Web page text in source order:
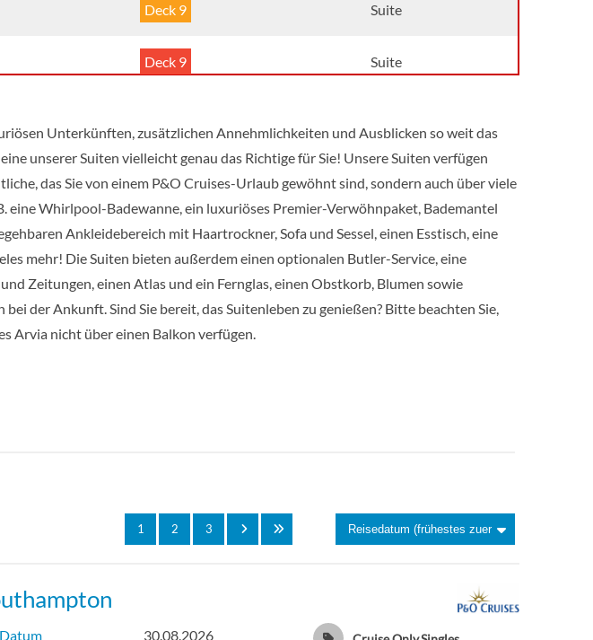
Deck 9 Suite
Deck 9 Suite
Deck 10 Balkonkabine
Deck 15 Balkonkabine
Deck 10 Balkonkabine
Deck 5 Balkonkabine
Deck 10 Balkonkabine
Unterkünften, zusätzlichen Annehmlichkeiten und Ausblicken so weit das
unserer Suiten vielleicht genau das Richtige für Sie! Unsere Suiten verfügen
das Sie von einem P&O Cruises-Urlaub gewöhnt sind, sondern auch über viele
eine Whirlpool-Badewanne, ein luxuriöses Premier-Verwöhnpaket, Bademantel
Ankleidebereich mit Haartrockner, Sofa und Sessel, einen Esstisch, eine
mehr! Die Suiten bieten außerdem einen optionalen Butler-Service, eine
Zeitungen, einen Atlas und ein Fernglas, einen Obstkorb, Blumen sowie
der Ankunft. Sind Sie bereit, das Suitenleben zu genießen? Bitte beachten Sie,
Arvia nicht über einen Balkon verfügen.
1 2 3
Datum
30.08.2026